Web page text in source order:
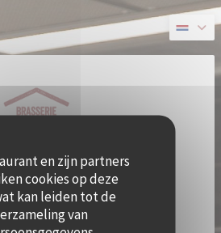
en zijn partners
cookies op deze
kan leiden tot de
van
nieuw venster))